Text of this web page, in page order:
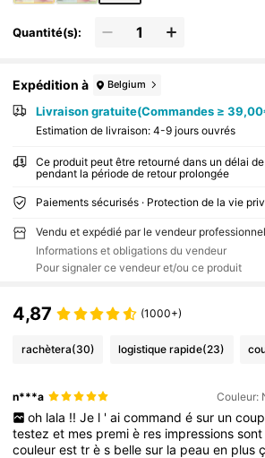
Quantité(s):
Expédition à Belgium
Livraison gratuite(Commandes ≥
Estimation de livraison: 4-9 jours ouvrés
Ce produit peut être retourné dans un délai
pendant la période de retour prolongée
Paiements sécurisés · Protection de la vie
Vendu et expédié par le vendeur
Informations et obligations du vendeur
Pour signaler ce vendeur et/ou ce produit
4,87 (1000+)
rachètera(30) logistique rapide(23)
n***a Couleur:
oh lala !! Je l ' ai command é sur un coup
testezet mes premiè res impressionssont
couleuresttrès bellesur la peauen plus